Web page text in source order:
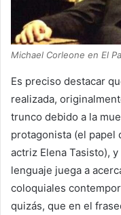
Michael Corleone en El
Es preciso destacar
realizada,
trunco debido a la
protagonista (el papel
actriz Elena Tasisto),
lenguaje juega a
coloquiales
quizás, que en el